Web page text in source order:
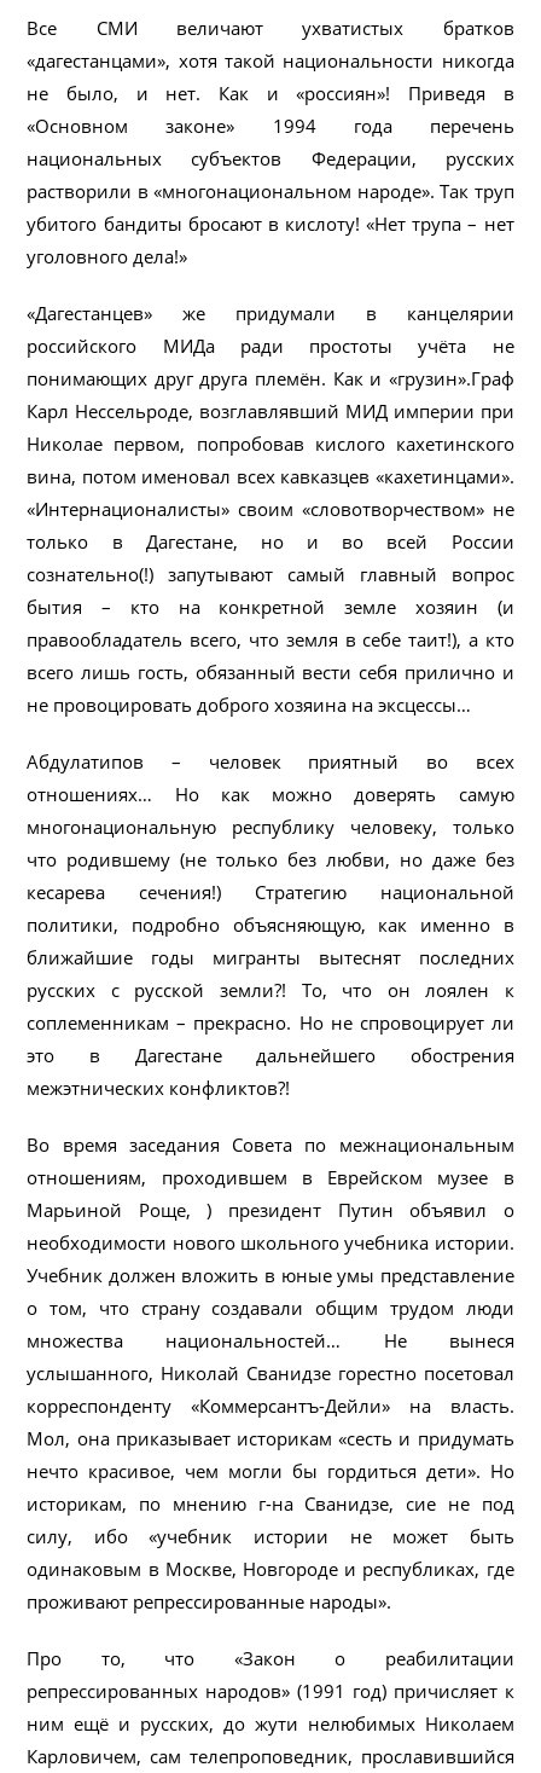
Все СМИ величают ухватистых братков
«дагестанцами», хотя такой национальности никогда
не было, и нет. Как и «россиян»! Приведя в
«Основном законе» 1994 года перечень
национальных субъектов Федерации, русских
растворили в «многонациональном народе». Так труп
убитого бандиты бросают в кислоту! «Нет трупа – нет
уголовного дела!»
«Дагестанцев» же придумали в канцелярии
российского МИДа ради простоты учёта не
понимающих друг друга племён. Как и «грузин».Граф
Карл Нессельроде, возглавлявший МИД империи при
Николае первом, попробовав кислого кахетинского
вина, потом именовал всех кавказцев «кахетинцами».
«Интернационалисты» своим «словотворчеством» не
только в Дагестане, но и во всей России
сознательно(!) запутывают самый главный вопрос
бытия – кто на конкретной земле хозяин (и
правообладатель всего, что земля в себе таит!), а кто
всего лишь гость, обязанный вести себя прилично и
не провоцировать доброго хозяина на эксцессы…
Абдулатипов – человек приятный во всех
отношениях… Но как можно доверять самую
многонациональную республику человеку, только
что родившему (не только без любви, но даже без
кесарева сечения!) Стратегию национальной
политики, подробно объясняющую, как именно в
ближайшие годы мигранты вытеснят последних
русских с русской земли?! То, что он лоялен к
соплеменникам – прекрасно. Но не спровоцирует ли
это в Дагестане дальнейшего обострения
межэтнических конфликтов?!
Во время заседания Совета по межнациональным
отношениям, проходившем в Еврейском музее в
Марьиной Роще, ) президент Путин объявил о
необходимости нового школьного учебника истории.
Учебник должен вложить в юные умы представление
о том, что страну создавали общим трудом люди
множества национальностей… Не вынеся
услышанного, Николай Сванидзе горестно посетовал
корреспонденту «Коммерсантъ-Дейли» на власть.
Мол, она приказывает историкам «сесть и придумать
нечто красивое, чем могли бы гордиться дети». Но
историкам, по мнению г-на Сванидзе, сие не под
силу, ибо «учебник истории не может быть
одинаковым в Москве, Новгороде и республиках, где
проживают репрессированные народы».
Про то, что «Закон о реабилитации
репрессированных народов» (1991 год) причисляет к
ним ещё и русских, до жути нелюбимых Николаем
Карловичем, сам телепроповедник, прославившийся